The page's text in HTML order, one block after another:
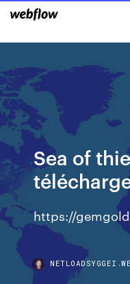
Sea of
https://